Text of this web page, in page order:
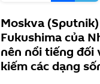
Moskva
Fukushima của
nên nổi tiếng đối
kiếm các dạng